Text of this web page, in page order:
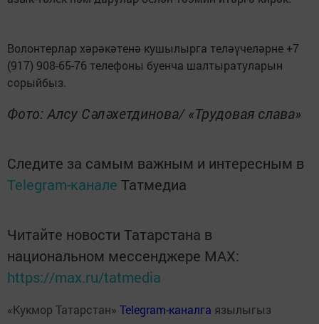
Волонтерлар хәрәкәтенә кушылырга теләүчеләрне +7
(917) 908-65-76 телефоны буенча шалтыратуларын
сорыйбыз.
Фото: Алсу Сәләхетдинова/ «Трудовая слава»
Следите за самым важным и интересным в
Telegram-канале Татмедиа
Читайте новости Татарстана в
национальном мессенджере MАХ:
https://max.ru/tatmedia
«Кукмор Татарстан» Telegram-каналга язылыгыз